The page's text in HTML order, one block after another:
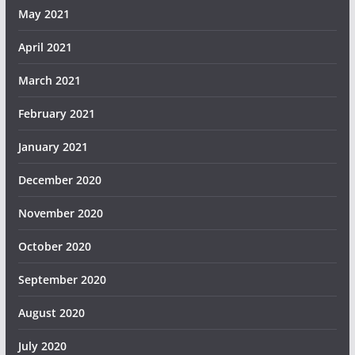
May 2021
April 2021
March 2021
February 2021
January 2021
December 2020
November 2020
October 2020
September 2020
August 2020
July 2020